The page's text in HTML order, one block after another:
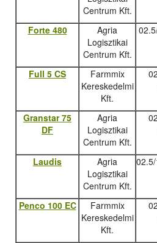
Centrum Kft.
Forte 480
Agria
Logisztikai
Centrum Kft.
Full 5 CS
Farmmix
Kereskedelmi
Kft.
Granstar 75
DF
Agria
Logisztikai
Centrum Kft.
Laudis
Agria
Logisztikai
Centrum Kft.
Penco 100 EC
Farmmix
Kereskedelmi
Kft.